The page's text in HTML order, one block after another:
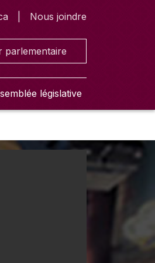
Nous joindre
parlementaire
législative